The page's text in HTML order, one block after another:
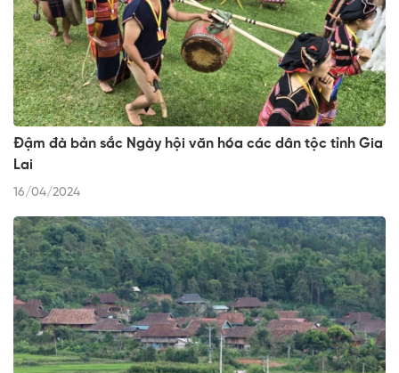
Đậm đà bản sắc Ngày hội văn hóa các dân tộc tỉnh Gia
Lai
16/04/2024